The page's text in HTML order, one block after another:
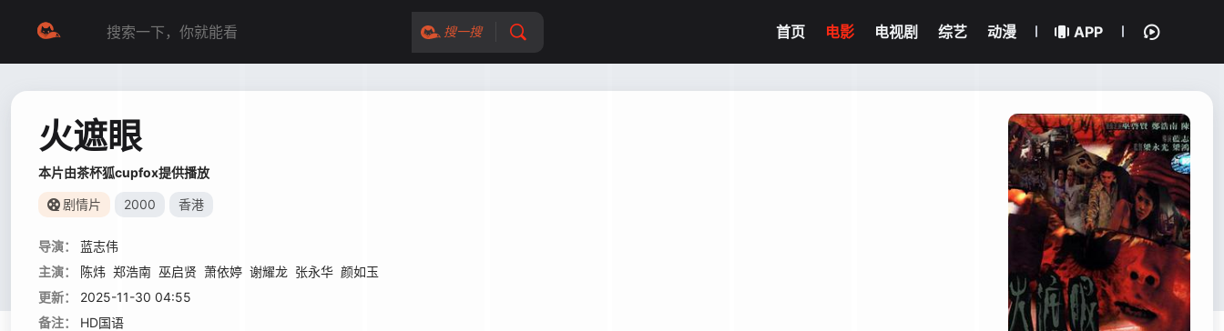
搜一搜 首页 电影 电视剧 综艺 动漫 APP
火遮眼
本片由茶杯狐cupfox提供播放
剧情片 2000 香港
导演：
蓝志伟
主演：
陈炜 郑浩南 巫启贤 萧依婷 谢耀龙 张永华 颜如玉
更新：
2025-11-30 04:55
备注：
HD国语